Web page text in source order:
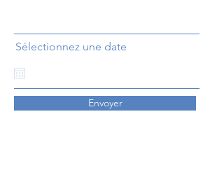
Sélectionnez une date
Envoyer